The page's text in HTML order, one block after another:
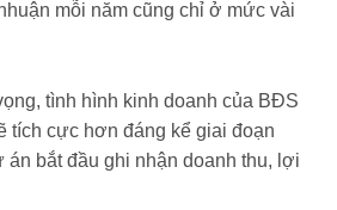
mỗi năm cũng chỉ ở mức vài
tình hình kinh doanh của BĐS
tích cực hơn đáng kể giai đoạn
án bắt đầu ghi nhận doanh thu, lợi